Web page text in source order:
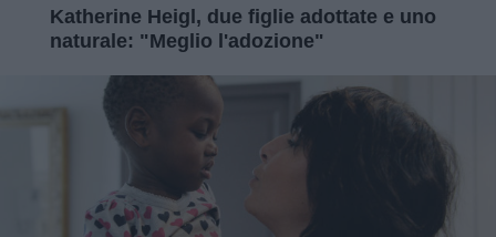
Katherine Heigl, due figlie adottate e uno
naturale: "Meglio l'adozione"